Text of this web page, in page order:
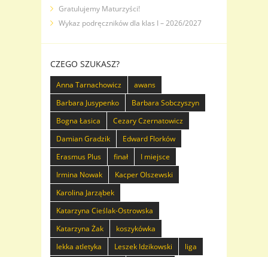
Gratulujemy Maturzyści!
Wykaz podręczników dla klas I – 2026/2027
CZEGO SZUKASZ?
Anna Tarnachowicz
awans
Barbara Jusypenko
Barbara Sobczyszyn
Bogna Łasica
Cezary Czernatowicz
Damian Gradzik
Edward Florków
Erasmus Plus
finał
I miejsce
Irmina Nowak
Kacper Olszewski
Karolina Jarząbek
Katarzyna Cieślak-Ostrowska
Katarzyna Żak
koszykówka
lekka atletyka
Leszek Idzikowski
liga